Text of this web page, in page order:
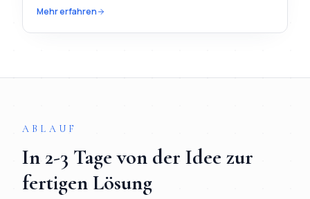
Mehr erfahren
ABLAUF
In 2-3 Tagevon der Idee zur
fertigen Lösung